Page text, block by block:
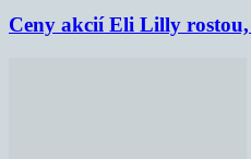
Ceny akcií Eli Lilly